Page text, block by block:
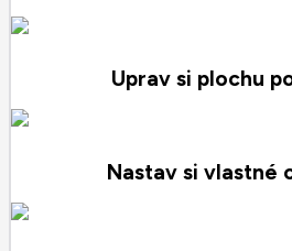
Uprav si plochu
Nastav si vlastné